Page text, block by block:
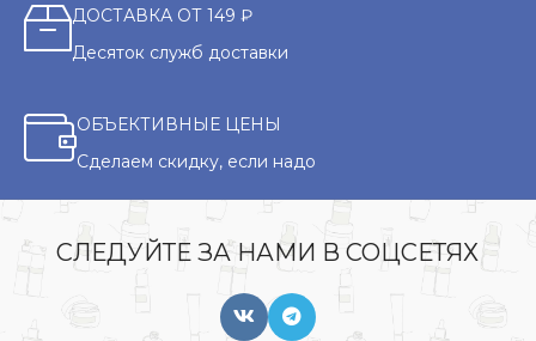
ДОСТАВКА ОТ 149 ₽
Десяток служб доставки
ОБЪЕКТИВНЫЕ ЦЕНЫ
Сделаем скидку, если надо
СЛЕДУЙТЕ ЗА НАМИ В СОЦСЕТЯХ